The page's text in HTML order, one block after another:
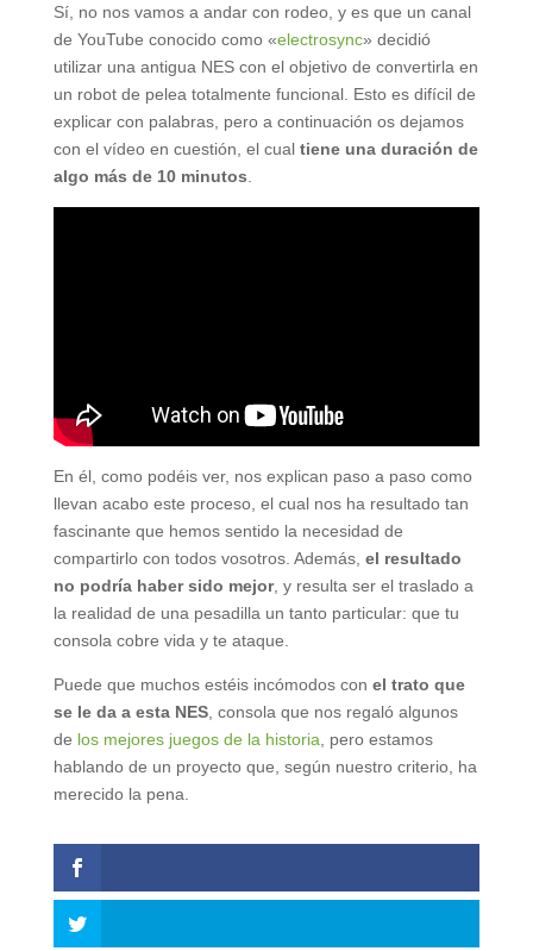
Sí, no nos vamos a andar con rodeo, y es que un canal
de YouTube conocido como «electrosync» decidió
utilizar una antigua NES con el objetivo de convertirla en
un robot de pelea totalmente funcional. Esto es difícil de
explicar con palabras, pero a continuación os dejamos
con el vídeo en cuestión, el cual tiene una duración de
algo más de 10 minutos
En él, como podéis ver, nos explican paso a paso como
llevan acabo este proceso, el cual nos ha resultado tan
fascinante que hemos sentido la necesidad de
compartirlo con todos vosotros. Además, el resultado
no podría haber sido mejor, y resulta ser el traslado a
la realidad de una pesadilla un tanto particular: que tu
consola cobre vida y te ataque.
Puede que muchos estéis incómodos con el trato que
se le da a esta NES, consola que nos regaló algunos
de los mejores juegos de la historia , pero estamos
hablando de un proyecto que, según nuestro criterio, ha
merecido la pena.